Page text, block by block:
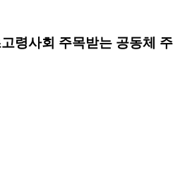
령사회 주목받는 공동체 주